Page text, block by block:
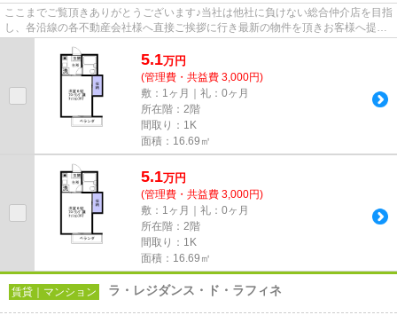
ここまでご覧頂きありがとうございます♪当社は他社に負けない総合仲介店を目指
し、各沿線の各不動産会社様へ直接ご挨拶に行き最新の物件を頂きお客様へ提供
5.1万円
(管理費・共益費 3,000円)
敷：1ヶ月｜礼：0ヶ月
所在階：2階
間取り：1K
面積：16.69㎡
5.1万円
(管理費・共益費 3,000円)
敷：1ヶ月｜礼：0ヶ月
所在階：2階
間取り：1K
面積：16.69㎡
賃貸｜マンション ラ・レジダンス・ド・ラフィネ